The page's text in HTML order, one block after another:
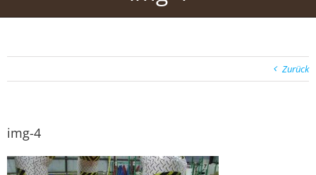
Zurück
img-4